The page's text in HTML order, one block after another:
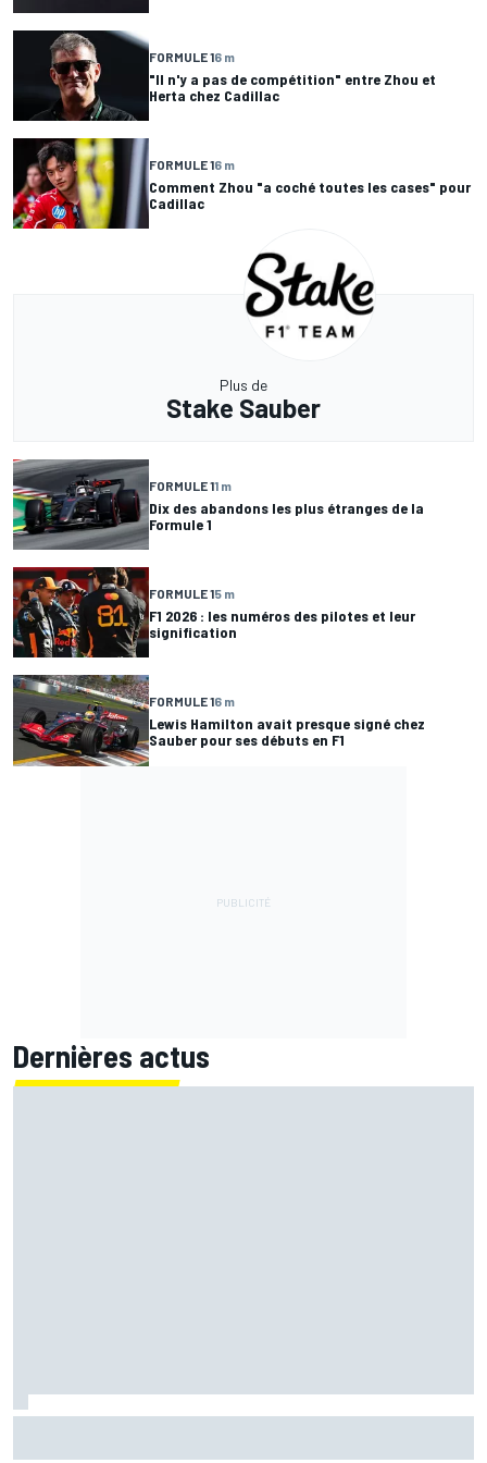
FORMULE 16 m
"Il n'y a pas de compétition" entre Zhou et
Herta chez Cadillac
FORMULE 16 m
Comment Zhou "a coché toutes les cases" pour
Cadillac
Plus de
Stake Sauber
FORMULE 11 m
Dix des abandons les plus étranges de la
Formule 1
FORMULE 15 m
F1 2026 : les numéros des pilotes et leur
signification
FORMULE 16 m
Lewis Hamilton avait presque signé chez
Sauber pour ses débuts en F1
Dernières actus